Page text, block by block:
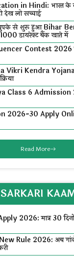
in Hindi: भारत के नए
देख लो सच्चाई
से शुरू हुआ Bihar
डायरेक्ट बैंक खाते में
Contest 2026
Vikri Kendra
Class 6 Admission
2026-30 Apply
Read More
SARKARI
2026: मात्र 30 दिनों
Rule 2026: अब